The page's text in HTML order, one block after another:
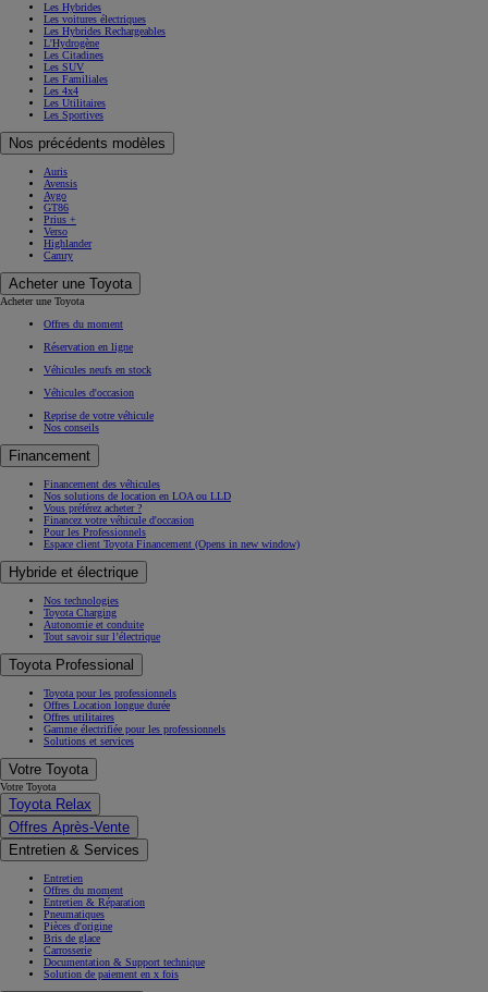
Les Hybrides
Les voitures électriques
Les Hybrides Rechargeables
L'Hydrogène
Les Citadines
Les SUV
Les Familiales
Les 4x4
Les Utilitaires
Les Sportives
Nos précédents modèles
Auris
Avensis
Aygo
GT86
Prius +
Verso
Highlander
Camry
Acheter une Toyota
Acheter une Toyota
Offres du moment
Réservation en ligne
Véhicules neufs en stock
Véhicules d'occasion
Reprise de votre véhicule
Nos conseils
Financement
Financement des véhicules
Nos solutions de location en LOA ou LLD
Vous préférez acheter ?
Financez votre véhicule d'occasion
Pour les Professionnels
Espace client Toyota Financement (Opens in new window)
Hybride et électrique
Nos technologies
Toyota Charging
Autonomie et conduite
Tout savoir sur l’électrique
Toyota Professional
Toyota pour les professionnels
Offres Location longue durée
Offres utilitaires
Gamme électrifiée pour les professionnels
Solutions et services
Votre Toyota
Votre Toyota
Toyota Relax
Offres Après-Vente
Entretien & Services
Entretien
Offres du moment
Entretien & Réparation
Pneumatiques
Pièces d'origine
Bris de glace
Carrosserie
Documentation & Support technique
Solution de paiement en x fois